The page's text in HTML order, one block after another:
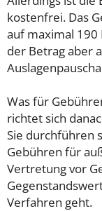
kostenfrei. Das
auf maximal
der Betrag aber
Was für
richtet sich
Sie durchführen
Gebühren für
Vertretung vor
Verfahren geht.